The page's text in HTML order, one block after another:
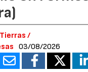
/
03/08/2026